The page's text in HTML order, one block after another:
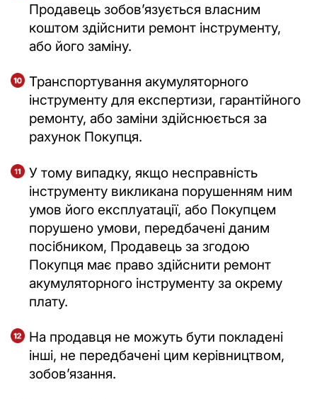
Продавець зобовʼязується власним
коштом здійснити ремонт інструменту,
або його заміну.
Транспортування акумуляторного
інструменту для експертизи, гарантійного
ремонту, або заміни здійснюється за
рахунок Покупця.
У тому випадку, якщо несправність
інструменту викликана порушенням ним
умов його експлуатації, або Покупцем
порушено умови, передбачені даним
посібником, Продавець за згодою
Покупця має право здійснити ремонт
акумуляторного інструменту за окрему
плату.
На продавця не можуть бути покладені
інші, не передбачені цим керівництвом,
зобовʼязання.